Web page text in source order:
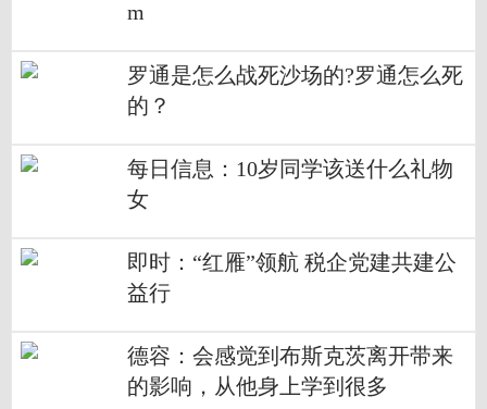
m
罗通是怎么战死沙场的?罗通怎么死
的？
每日信息：10岁同学该送什么礼物
女
即时：“红雁”领航 税企党建共建公
益行
德容：会感觉到布斯克茨离开带来
的影响，从他身上学到很多